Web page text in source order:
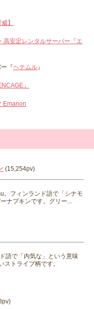
】
高安定レンタルサーバー『エ
『ヘテムル』
」
Emanon
(15,254pv)
。フィンランド語で「シナモ
ナプキンです。グリー...
語で「内気な」という意味
トライプ柄です。